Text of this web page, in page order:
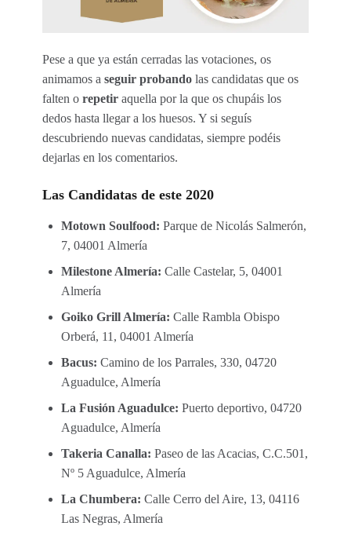
Pese a que ya están cerradas las votaciones, os
animamos a seguir probando las candidatas que os
falten o repetir aquella por la que os chupáis los
dedos hasta llegar a los huesos. Y si seguís
descubriendo nuevas candidatas, siempre podéis
dejarlas en los comentarios.
Las Candidatas de este 2020
Motown Soulfood: Parque de Nicolás Salmerón,
7, 04001 Almería
Milestone Almería: Calle Castelar, 5, 04001
Almería
Goiko Grill Almería: Calle Rambla Obispo
Orberá, 11, 04001 Almería
Bacus: Camino de los Parrales, 330, 04720
Aguadulce, Almería
La Fusión Aguadulce: Puerto deportivo, 04720
Aguadulce, Almería
Takeria Canalla: Paseo de las Acacias, C.C.501,
Nº 5 Aguadulce, Almería
La Chumbera: Calle Cerro del Aire, 13, 04116
Las Negras, Almería